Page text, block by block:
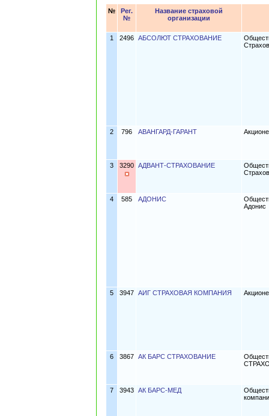
№
Рег.
№
Название страховой
организации
1 2496 АБСОЛЮТ СТРАХОВАНИЕ
2 796 АВАНГАРД-ГАРАНТ
3 3290 АДВАНТ-СТРАХОВАНИЕ
4 585 АДОНИС
Адонис
5 3947 АИГ СТРАХОВАЯ КОМПАНИЯ
6 3867 АК БАРС СТРАХОВАНИЕ
7 3943 АК БАРС-МЕД